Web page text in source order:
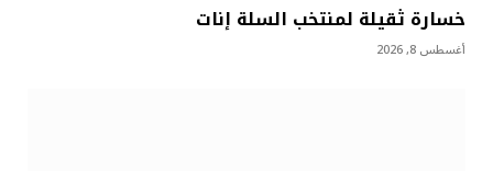
خسارة ثقيلة لمنتخب السلة إنات
أغسطس 8, 2026